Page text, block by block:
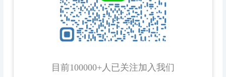
目前100000+人已关注加入我们